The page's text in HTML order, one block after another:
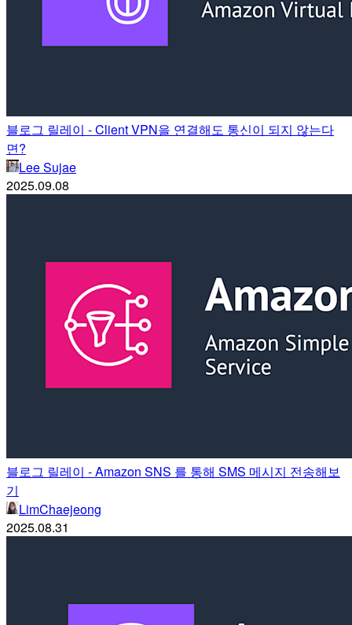
블로그 릴레이 - Client VPN을 연결해도 통신이 되지 않는다
면?
Lee Sujae
2025.09.08
블로그 릴레이 - Amazon SNS 를 통해 SMS 메시지 전송해보
기
LimChaejeong
2025.08.31